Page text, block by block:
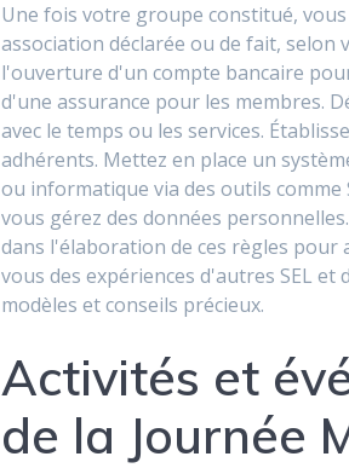
Une fois votre groupe constitué,
association déclarée ou de fait,
l'ouverture d'un compte bancaire
d'une assurance pour les membres.
avec le temps ou les services.
adhérents. Mettez en place un
ou informatique via des outils comme
vous gérez des données
dans l'élaboration de ces règles
vous des expériences d'autres SEL
modèles et conseils précieux.
Activités et
de la Journée